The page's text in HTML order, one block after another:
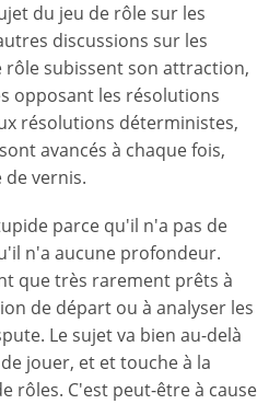
du jeu de rôle sur les
discussions sur les
rôle subissent son attraction,
opposant les résolutions
résolutions déterministes,
avancés à chaque fois,
de vernis.
parce qu'il n'a pas de
n'a aucune profondeur.
que très rarement prêts à
de départ ou à analyser les
Le sujet va bien au-delà
jouer, et et touche à la
rôles. C'est peut-être à cause